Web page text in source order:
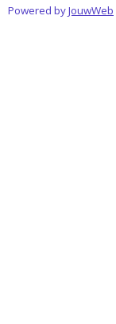
Powered byJouwWeb